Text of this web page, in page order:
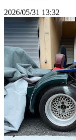
2026/05/31 13:32